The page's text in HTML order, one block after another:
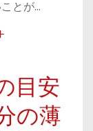
とが…
目安
の薄